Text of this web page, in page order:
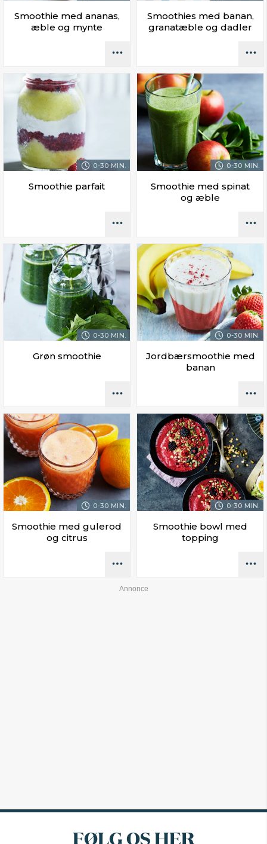
Smoothie med ananas,
æble og mynte
Smoothies med banan,
granatæble og dadler
0-30 MIN.
Smoothie parfait
0-30 MIN.
Smoothie med spinat
og æble
0-30 MIN.
Grøn smoothie
0-30 MIN.
Jordbærsmoothie med
banan
0-30 MIN.
Smoothie med gulerod
og citrus
0-30 MIN.
Smoothie bowl med
topping
FØLG OS HER